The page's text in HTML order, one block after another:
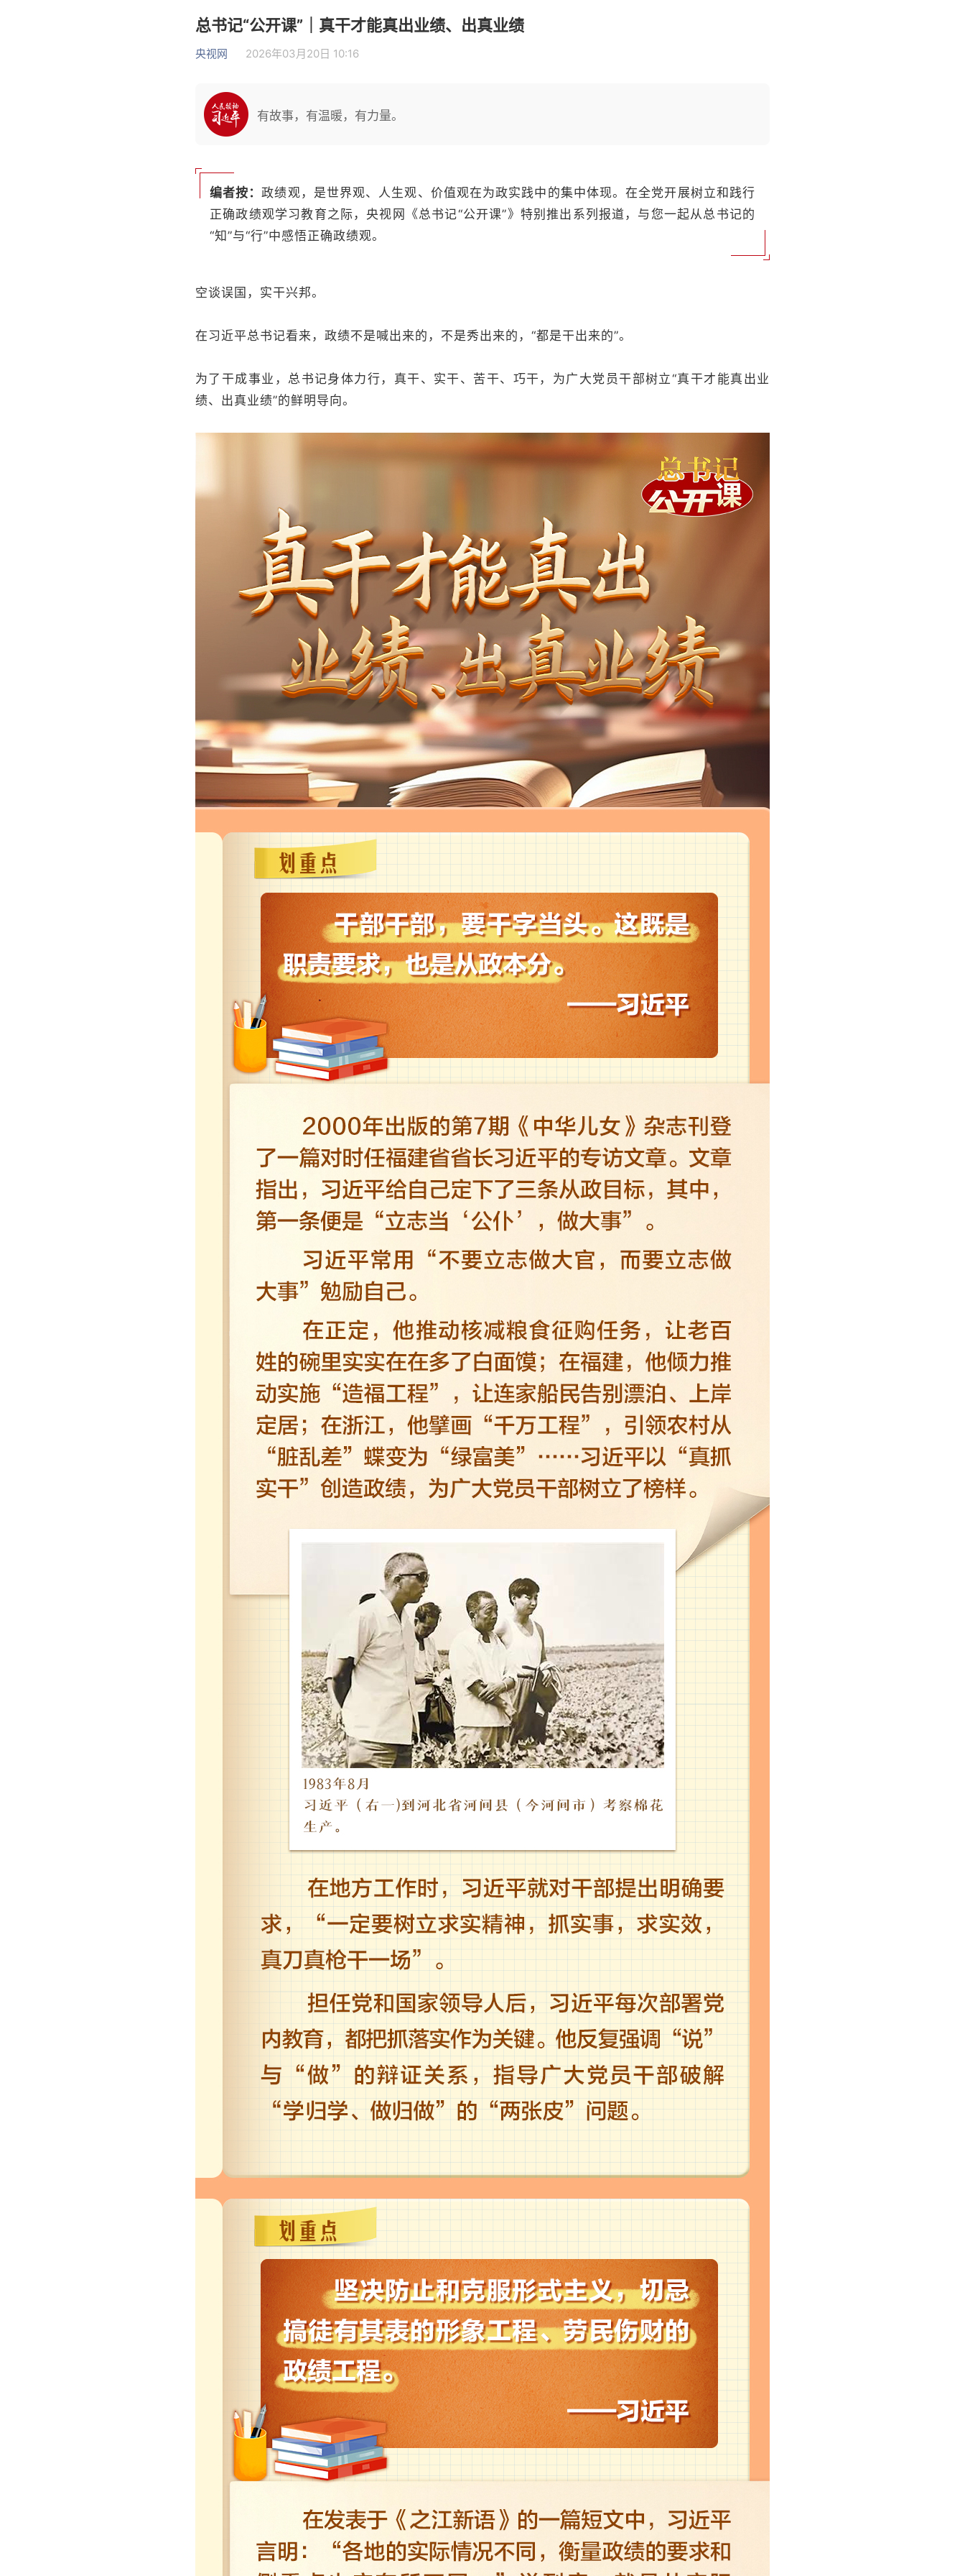
总书记“公开课”｜真干才能真出业绩、出真业绩
央视网 2026年03月20日 10:16
有故事，有温暖，有力量。
编者按：政绩观，是世界观、人生观、价值观在为政实践中的集中体现。在全党开展树立和践行
正确政绩观学习教育之际，央视网《总书记“公开课”》特别推出系列报道，与您一起从总书记的
“知”与“行”中感悟正确政绩观。
空谈误国，实干兴邦。
在习近平总书记看来，政绩不是喊出来的，不是秀出来的，“都是干出来的”。
为了干成事业，总书记身体力行，真干、实干、苦干、巧干，为广大党员干部树立“真干才能真出业
绩、出真业绩”的鲜明导向。